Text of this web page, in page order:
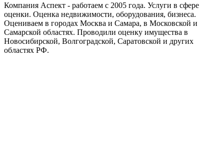
Компания Аспект - работаем с 2005 года. Услуги в сфере
оценки. Оценка недвижимости, оборудования, бизнеса.
Оцениваем в городах Москва и Самара, в Московской и
Самарской областях. Проводили оценку имущества в
Новосибирской, Волгоградской, Саратовской и других
областях РФ.